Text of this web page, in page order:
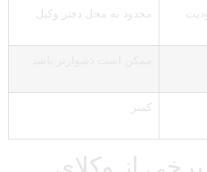
محدود به محل دفتر وکیل
کمتر
از وکلای